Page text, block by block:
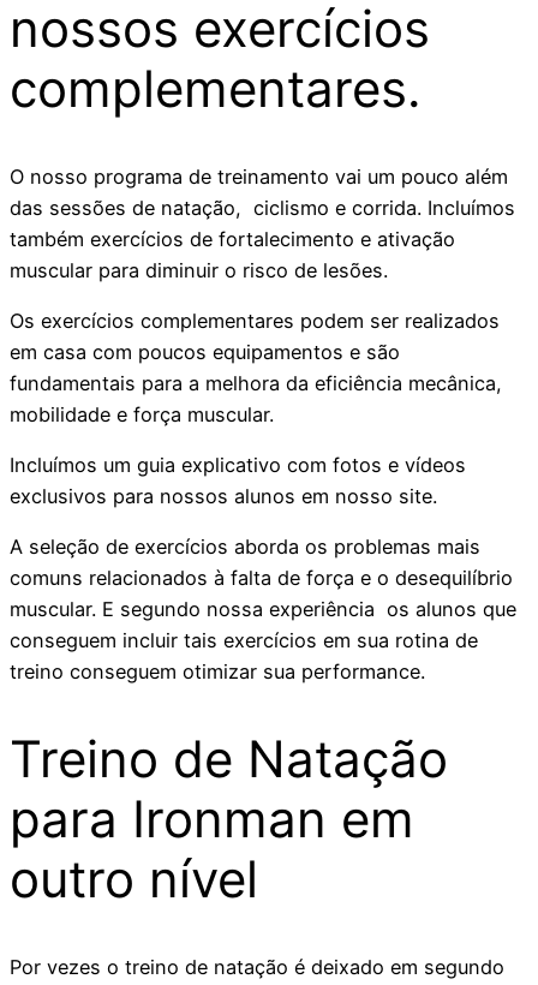
nossos exercícios
complementares.
O nosso programa de treinamento vai um pouco além
das sessões de natação, ciclismo e corrida. Incluímos
também exercícios de fortalecimento e ativação
muscular para diminuir o risco de lesões.
Os exercícios complementares podem ser realizados
em casa com poucos equipamentos e são
fundamentais para a melhora da eficiência mecânica,
mobilidade e força muscular.
Incluímos um guia explicativo com fotos e vídeos
exclusivos para nossos alunos em nosso site.
A seleção de exercícios aborda os problemas mais
comuns relacionados à falta de força e o desequilíbrio
muscular. E segundo nossa experiência os alunos que
conseguem incluir tais exercícios em sua rotina de
treino conseguem otimizar sua performance.
Treino de Natação
para Ironman em
outro nível
Por vezes o treino de natação é deixado em segundo